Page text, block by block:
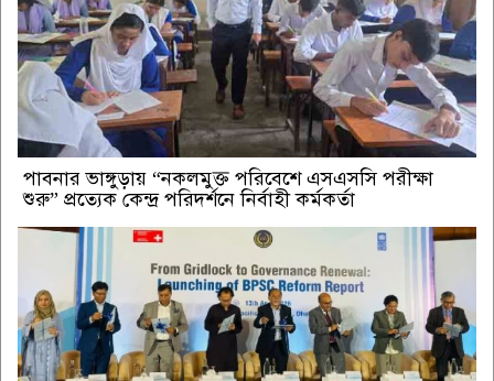
পাবনার ভাঙ্গুড়ায় “নকলমুক্ত পরিবেশে এসএসসি পরীক্ষা
শুরু” প্রত্যেক কেন্দ্র পরিদর্শনে নির্বাহী কর্মকর্তা